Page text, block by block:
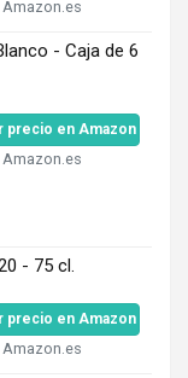
Amazon.es
- Caja de 6
precio en Amazon
Amazon.es
- 75 cl.
precio en Amazon
Amazon.es